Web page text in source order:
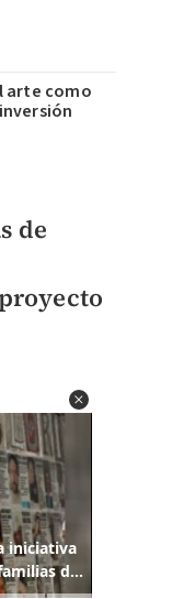
arte como
de